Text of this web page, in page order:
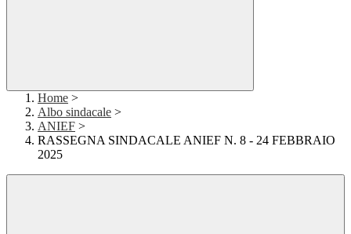
Home >
Albo sindacale >
ANIEF >
RASSEGNA SINDACALE ANIEF N. 8 - 24 FEBBRAIO
2025